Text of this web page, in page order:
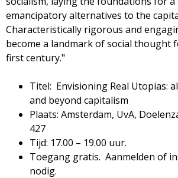
n
e
emancipatory alternatives to the
Characteristically rigorous and
become a landmark of social thought
first century."
Titel: Envisioning Real Utopias:
and beyond capitalism
Plaats: Amsterdam, UvA,
427
Tijd: 17.00 – 19.00 uur.
Toegang gratis. Aanmelden of
nodig.